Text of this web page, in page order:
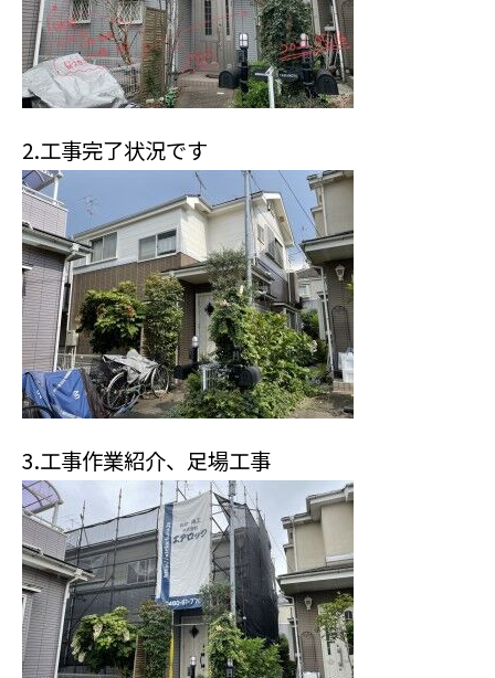
2.工事完了状況です
3.工事作業紹介、足場工事